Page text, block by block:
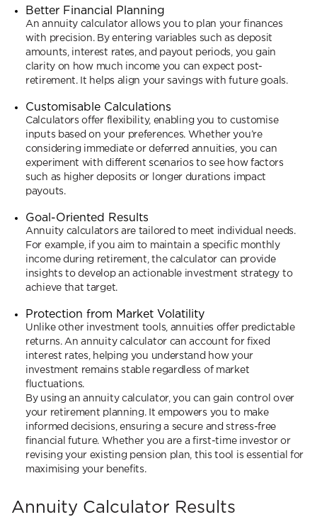
Better Financial Planning
An annuity calculator allows you to plan your finances
with precision. By entering variables such as deposit
amounts, interest rates, and payout periods, you gain
clarity on how much income you can expect post-
retirement. It helps align your savings with future goals.
Customisable Calculations
Calculators offer flexibility, enabling you to customise
inputs based on your preferences. Whether you’re
considering immediate or deferred annuities, you can
experiment with different scenarios to see how factors
such as higher deposits or longer durations impact
payouts.
Goal-Oriented Results
Annuity calculators are tailored to meet individual needs.
For example, if you aim to maintain a specific monthly
income during retirement, the calculator can provide
insights to develop an actionable investment strategy to
achieve that target.
Protection from Market Volatility
Unlike other investment tools, annuities offer predictable
returns. An annuity calculator can account for fixed
interest rates, helping you understand how your
investment remains stable regardless of market
fluctuations.
By using an annuity calculator, you can gain control over
your retirement planning. It empowers you to make
informed decisions, ensuring a secure and stress-free
financial future. Whether you are a first-time investor or
revising your existing pension plan, this tool is essential for
maximising your benefits.
Annuity Calculator Results